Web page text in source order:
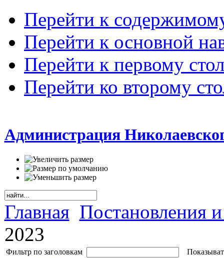
Перейти к
Перейти к основной
Перейти к первому
Перейти ко второму
Администрация
Главная Постановления
2023
Фильтр по заголовкам